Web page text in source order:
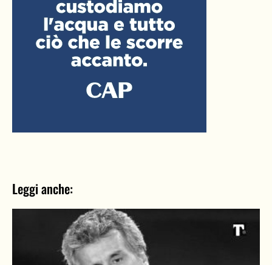
Leggi anche: